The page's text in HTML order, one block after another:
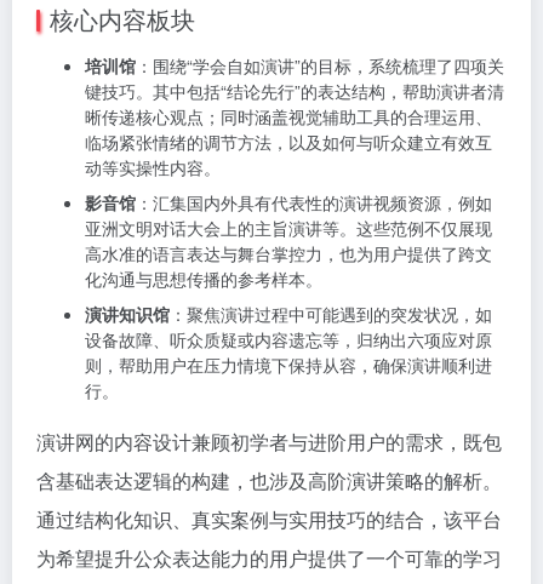
核心内容板块
培训馆 ：围绕“学会自如演讲”的目标，系统梳理了四项关
键技巧。其中包括“结论先行”的表达结构，帮助演讲者清
晰传递核心观点；同时涵盖视觉辅助工具的合理运用、
临场紧张情绪的调节方法，以及如何与听众建立有效互
动等实操性内容。
影音馆 ：汇集国内外具有代表性的演讲视频资源，例如
亚洲文明对话大会上的主旨演讲等。这些范例不仅展现
高水准的语言表达与舞台掌控力，也为用户提供了跨文
化沟通与思想传播的参考样本。
演讲知识馆 ：聚焦演讲过程中可能遇到的突发状况，如
设备故障、听众质疑或内容遗忘等，归纳出六项应对原
则，帮助用户在压力情境下保持从容，确保演讲顺利进
行。
演讲网的内容设计兼顾初学者与进阶用户的需求，既包
含基础表达逻辑的构建，也涉及高阶演讲策略的解析。
通过结构化知识、真实案例与实用技巧的结合，该平台
为希望提升公众表达能力的用户提供了一个可靠的学习